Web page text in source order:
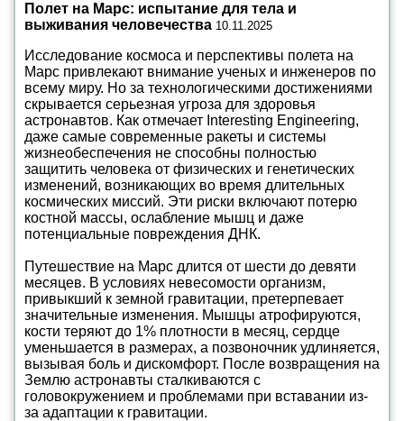
Полет на Марс: испытание для тела и
выживания человечества 10.11.2025
Исследование космоса и перспективы полета на
Марс привлекают внимание ученых и инженеров по
всему миру. Но за технологическими достижениями
скрывается серьезная угроза для здоровья
астронавтов. Как отмечает Interesting Engineering,
даже самые современные ракеты и системы
жизнеобеспечения не способны полностью
защитить человека от физических и генетических
изменений, возникающих во время длительных
космических миссий. Эти риски включают потерю
костной массы, ослабление мышц и даже
потенциальные повреждения ДНК.
Путешествие на Марс длится от шести до девяти
месяцев. В условиях невесомости организм,
привыкший к земной гравитации, претерпевает
значительные изменения. Мышцы атрофируются,
кости теряют до 1% плотности в месяц, сердце
уменьшается в размерах, а позвоночник удлиняется,
вызывая боль и дискомфорт. После возвращения на
Землю астронавты сталкиваются с
головокружением и проблемами при вставании из-
за адаптации к гравитации.